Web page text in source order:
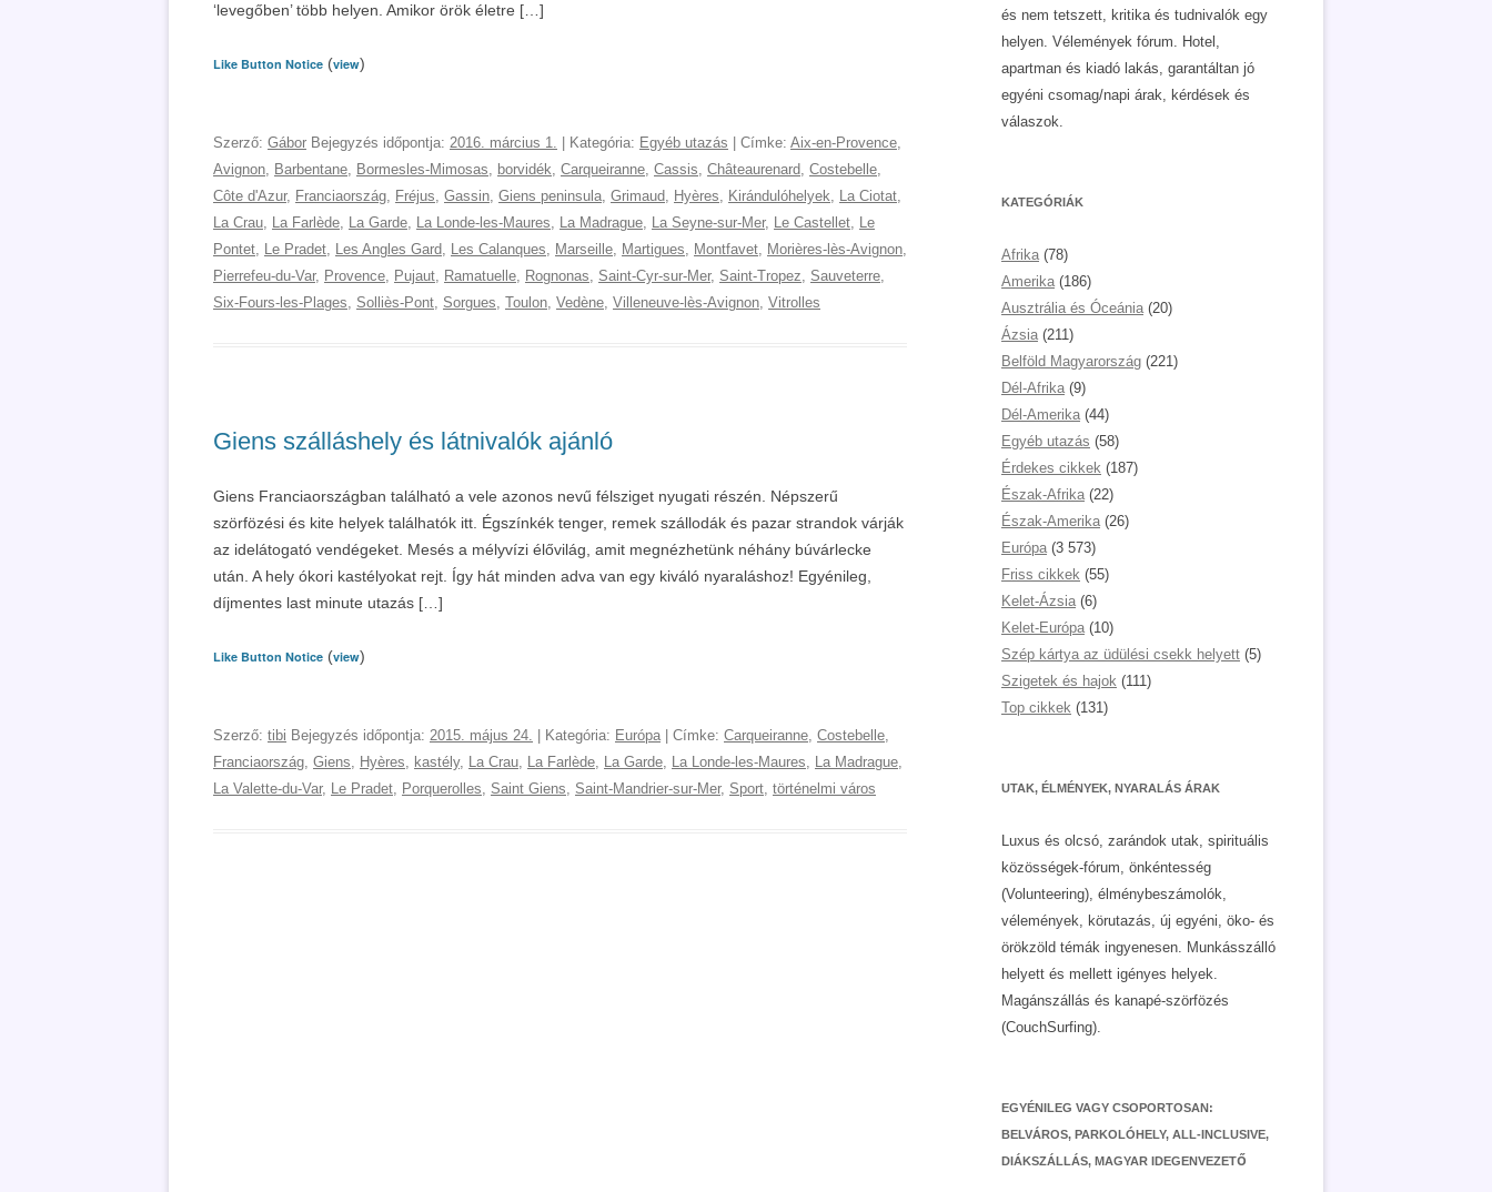
‘levegőben’ több helyen. Amikor örök életre […]
Like Button Notice (view)
Szerző: Gábor Bejegyzés időpontja: 2016. március 1. | Kategória: Egyéb utazás | Címke: Aix-en-Provence,
Avignon, Barbentane, Bormesles-Mimosas, borvidék, Carqueiranne, Cassis, Châteaurenard, Costebelle,
Côte d'Azur, Franciaország, Fréjus, Gassin, Giens peninsula, Grimaud, Hyères, Kirándulóhelyek, La Ciotat,
La Crau, La Farlède, La Garde, La Londe-les-Maures, La Madrague, La Seyne-sur-Mer, Le Castellet, Le
Pontet, Le Pradet, Les Angles Gard, Les Calanques, Marseille, Martigues, Montfavet, Morières-lès-Avignon,
Pierrefeu-du-Var, Provence, Pujaut, Ramatuelle, Rognonas, Saint-Cyr-sur-Mer, Saint-Tropez, Sauveterre,
Six-Fours-les-Plages, Solliès-Pont, Sorgues, Toulon, Vedène, Villeneuve-lès-Avignon, Vitrolles
Giens szálláshely és látnivalók ajánló
Giens Franciaországban található a vele azonos nevű félsziget nyugati részén. Népszerű
szörfözési és kite helyek találhatók itt. Égszínkék tenger, remek szállodák és pazar strandok várják
az idelátogató vendégeket. Mesés a mélyvízi élővilág, amit megnézhetünk néhány búvárlecke
után. A hely ókori kastélyokat rejt. Így hát minden adva van egy kiváló nyaraláshoz! Egyénileg,
díjmentes last minute utazás […]
Like Button Notice (view)
Szerző: tibi Bejegyzés időpontja: 2015. május 24. | Kategória: Európa | Címke: Carqueiranne, Costebelle,
Franciaország, Giens, Hyères, kastély, La Crau, La Farlède, La Garde, La Londe-les-Maures, La Madrague,
La Valette-du-Var, Le Pradet, Porquerolles, Saint Giens, Saint-Mandrier-sur-Mer, Sport, történelmi város
és nem tetszett, kritika és tudnivalók egy
helyen. Vélemények fórum. Hotel,
apartman és kiadó lakás, garantáltan jó
egyéni csomag/napi árak, kérdések és
válaszok.
KATEGÓRIÁK
Afrika (78)
Amerika (186)
Ausztrália és Óceánia (20)
Ázsia (211)
Belföld Magyarország (221)
Dél-Afrika (9)
Dél-Amerika (44)
Egyéb utazás (58)
Érdekes cikkek (187)
Észak-Afrika (22)
Észak-Amerika (26)
Európa (3 573)
Friss cikkek (55)
Kelet-Ázsia (6)
Kelet-Európa (10)
Szép kártya az üdülési csekk helyett (5)
Szigetek és hajok (111)
Top cikkek (131)
UTAK, ÉLMÉNYEK, NYARALÁS ÁRAK
Luxus és olcsó, zarándok utak, spirituális
közösségek-fórum, önkéntesség
(Volunteering), élménybeszámolók,
vélemények, körutazás, új egyéni, öko- és
örökzöld témák ingyenesen. Munkásszálló
helyett és mellett igényes helyek.
Magánszállás és kanapé-szörfözés
(CouchSurfing).
EGYÉNILEG VAGY CSOPORTOSAN:
BELVÁROS, PARKOLÓHELY, ALL-INCLUSIVE,
DIÁKSZÁLLÁS, MAGYAR IDEGENVEZETŐ